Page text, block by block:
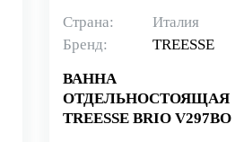
Страна:
Италия
Бренд:
TREESSE
ВАННА
ОТДЕЛЬНОСТОЯЩАЯ
TREESSE BRIO V297BO